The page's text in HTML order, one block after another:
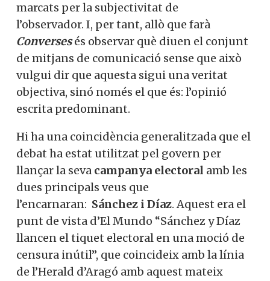
marcats per la subjectivitat de
l’observador. I, per tant, allò que farà
Conversesés observar què diuen el conjunt
de mitjans de comunicació sense que això
vulgui dir que aquesta sigui una veritat
objectiva, sinó només el que és: l’opinió
escrita predominant.
Hi ha una coincidència generalitzada que el
debat ha estat utilitzat pel govern per
llançar la seva campanya electoral amb les
dues principals veus que
l’encarnaran: Sánchez i Díaz. Aquest era el
punt de vista d’El Mundo “Sánchez y Díaz
llancen el tiquet electoral en una moció de
censura inútil”, que coincideix amb la línia
de l’Herald d’Aragó amb aquest mateix